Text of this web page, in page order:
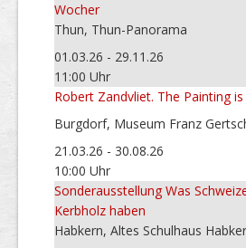
Wocher
Thun, Thun-Panorama
01.03.26 - 29.11.26
11:00 Uhr
Robert Zandvliet. The Painting
Burgdorf, Museum Franz
21.03.26 - 30.08.26
10:00 Uhr
Sonderausstellung Was
Kerbholz haben
Habkern, Altes Schulhaus